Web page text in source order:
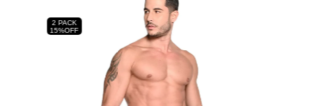
2 PACK
15%OFF